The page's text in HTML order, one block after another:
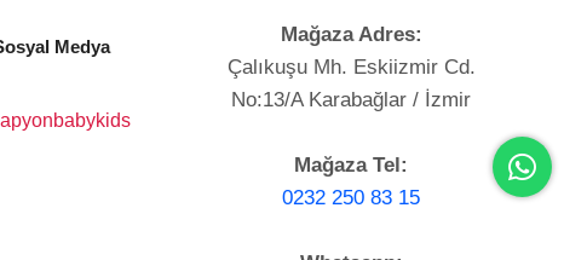
Medya
Mağaza Adres:
Çalıkuşu Mh. Eskiizmir Cd.
No:13/A Karabağlar / İzmir
Mağaza Tel:
0232 250 83 15